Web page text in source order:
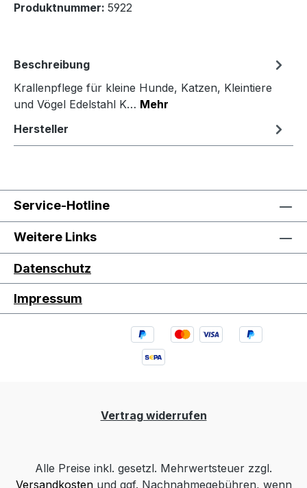
Produktnummer: 5922
Beschreibung
Krallenpflege für kleine Hunde, Katzen, Kleintiere
und Vögel Edelstahl K… Mehr
Hersteller
Service-Hotline
Weitere Links
Datenschutz
Impressum
Vertrag widerrufen
Alle Preise inkl. gesetzl. Mehrwertsteuer zzgl.
Versandkostenund ggf. Nachnahmegebühren, wenn